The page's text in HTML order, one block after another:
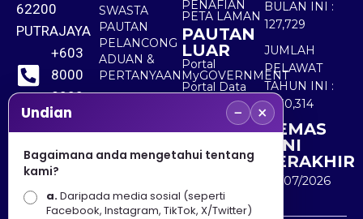
62200
PUTRAJAYA
+603
8000
8000
+603
8891
7100
SWASTA
PAUTAN
PELANCONG
ADUAN &
PERTANYAAN
PENAFIAN
PETA LAMAN
PAUTAN
LUAR
Portal
MyGOVERNMENT
Portal Data
Terbuka
Sektor Awam
BULAN INI :
127,729
JUMLAH
PELAWAT
TAHUN INI :
5,530,314
KEMAS
KINI
TERAKHIR
30/07/2026
Undian − ×
Bagaimana anda mengetahui tentang
kami?
a.Daripada media sosial (seperti
Facebook, Instagram, TikTok, X/Twitter)